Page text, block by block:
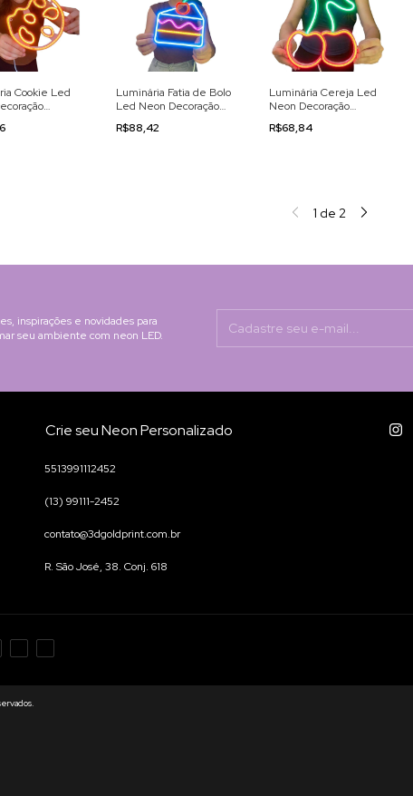
Cookie Led
Luminária Fatia de Bolo
Led Neon Decoração
110/220v
R$88,42
Luminária Cereja Led
Neon Decoração
110/220v
R$68,84
1 de 2
inspirações e novidades para
seu ambiente com neon LED.
Crie seu Neon Personalizado
5513991112452
(13) 99111-2452
contato@3dgoldprint.com.br
R. São José, 38. Conj. 618